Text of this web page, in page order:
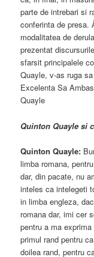
parte de intrebari si
conferinta de presa.
modalitatea de
prezentat
sfarsit principalele
Quayle, v-as ruga
Excelenta Sa
Quayle
Quinton Quayle si
Quinton Quayle:
limba romana,
dar, din pacate, nu
inteles ca intelegeti
in limba engleza,
romana dar, imi cer
pentru a ma
primul rand pentru
doilea rand, pentru